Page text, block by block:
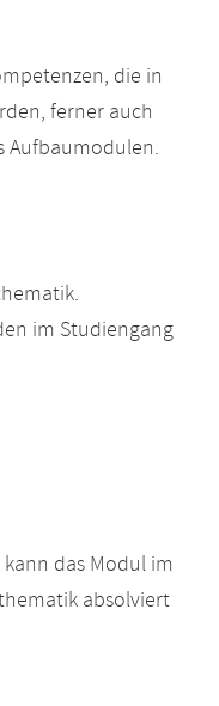
die in
ferner auch
Aufbaumodulen.
im Studiengang
das Modul im
absolviert